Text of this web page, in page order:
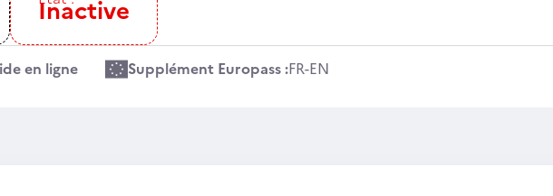
Inactive
en ligne Supplément Europass :FR-EN